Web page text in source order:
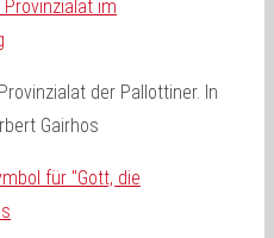
der Pallottiner. In
Gairhos